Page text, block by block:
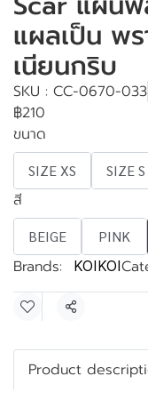
แผลเป็น พ
เนียนกริบ
SKU : CC-0670-033
฿210
ขนาด
SIZE XS SIZE S
สี
BEIGE PINK
Brands: KOIKOI
Share
Product